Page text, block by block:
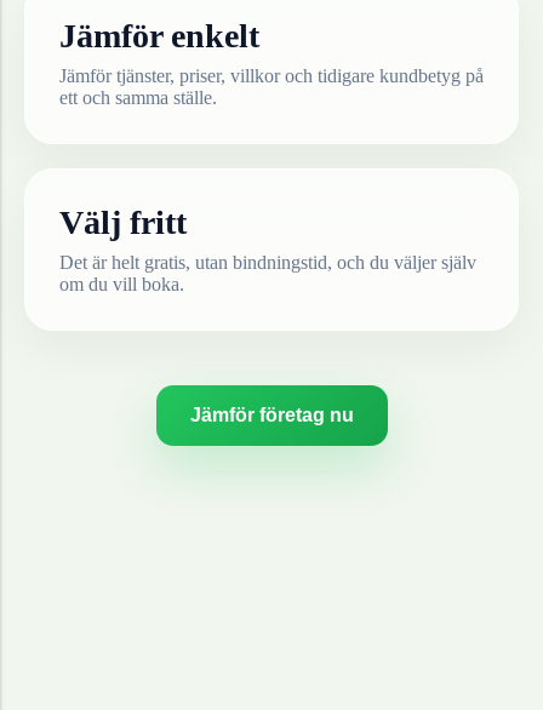
Jämför enkelt
Jämför tjänster, priser, villkor och tidigare kundbetyg på
ett och samma ställe.
Välj fritt
Det är helt gratis, utan bindningstid, och du väljer själv
om du vill boka.
Jämför företag nu